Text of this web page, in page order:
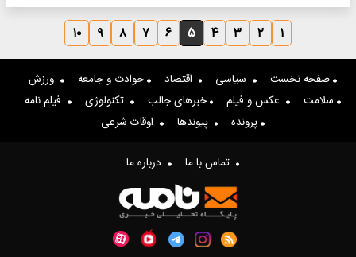
۱ ۲ ۳ ۴ ۵ ۶ ۷ ۸ ۹ ۱۰
صفحه نخست سیاسی اقتصاد حوادث و جامعه
ورزش
سلامت
عکس و فیلم خبرهای جالب تکنولوژی
فیلم نامه
پرونده
پیوندها اوقات شرعی
تماس با ما درباره ما